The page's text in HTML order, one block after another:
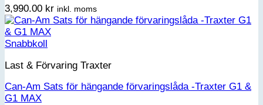
3,990.00 kr inkl. moms
Snabbkoll
Last & Förvaring Traxter
Can-Am Sats för hängande förvaringslåda -Traxter G1 &
G1 MAX